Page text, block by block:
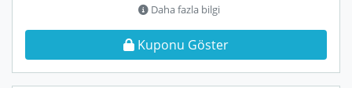
Daha fazla bilgi
Kuponu Göster